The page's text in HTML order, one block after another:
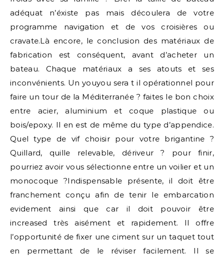
adéquat n’éxiste pas mais découlera de votre
programme navigation et de vos croisières ou
cravate.Là encore, le conclusion des matériaux de
fabrication est conséquent, avant d’acheter un
bateau. Chaque matériaux a ses atouts et ses
inconvénients. Un youyou sera t il opérationnel pour
faire un tour de la Méditerranée ? faites le bon choix
entre acier, aluminium et coque plastique ou
bois/epoxy. Il en est de même du type d’appendice.
Quel type de vif choisir pour votre brigantine ?
Quillard, quille relevable, dériveur ? pour finir,
pourriez avoir vous sélectionne entre un voilier et un
monocoque ?Indispensable présente, il doit être
franchement conçu afin de tenir le embarcation
evidement ainsi que car il doit pouvoir être
increased très aisément et rapidement. Il offre
l’opportunité de fixer une ciment sur un taquet tout
en permettant de le réviser facilement. Il se